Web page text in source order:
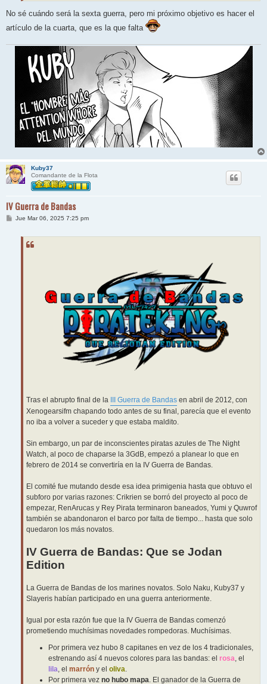
No sé cuándo será la sexta guerra, pero mi próximo objetivo es hacer el
artículo de la cuarta, que es la que falta
Kuby37
Comandante de la Flota
IV Guerra de Bandas
MJue Mar 06, 2025 7:25 pm
Tras el abrupto final de la III Guerra de Bandas en abril de 2012, con
Xenogearsifm chapando todo antes de su final, parecía que el evento
no iba a volver a suceder y que estaba maldito.
Sin embargo, un par de inconscientes piratas azules de The Night
Watch, al poco de chaparse la 3GdB, empezó a planear lo que en
febrero de 2014 se convertiría en la IV Guerra de Bandas.
El comité fue mutando desde esa idea primigenia hasta que obtuvo el
subforo por varias razones: Crikrien se borró del proyecto al poco de
empezar, RenArucas y Rey Pirata terminaron baneados, Yumi y Quwrof
también se abandonaron el barco por falta de tiempo... hasta que solo
quedaron los más novatos.
IV Guerra de Bandas: Que se Jodan
Edition
La Guerra de Bandas de los marines novatos. Solo Naku, Kuby37 y
Slayeris habían participado en una guerra anteriormente.
Igual por esta razón fue que la IV Guerra de Bandas comenzó
prometiendo muchísimas novedades rompedoras. Muchísimas.
Por primera vez hubo 8 capitanes en vez de los 4 tradicionales,
estrenando así 4 nuevos colores para las bandas: elrosa, el
lila, elmarrón y eloliva.
Por primera vezno hubo mapa. El ganador de la Guerra de